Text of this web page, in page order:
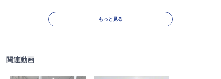
もっと見る
関連動画